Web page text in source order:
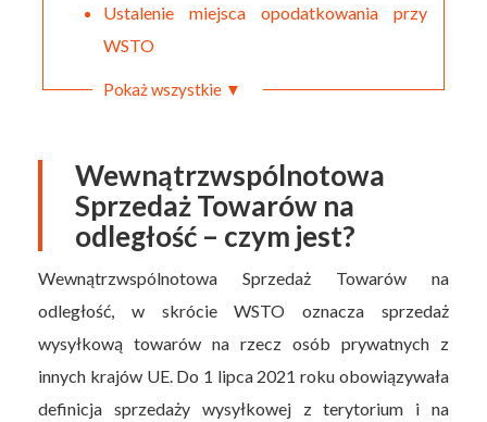
Ustalenie miejsca opodatkowania przy
WSTO
Pokaż wszystkie ▼
Wewnątrzwspólnotowa
Sprzedaż Towarów na
odległość – czym jest?
Wewnątrzwspólnotowa Sprzedaż Towarów na
odległość, w skrócie WSTO oznacza sprzedaż
wysyłkową towarów na rzecz osób prywatnych z
innych krajów UE. Do 1 lipca 2021 roku obowiązywała
definicja sprzedaży wysyłkowej z terytorium i na